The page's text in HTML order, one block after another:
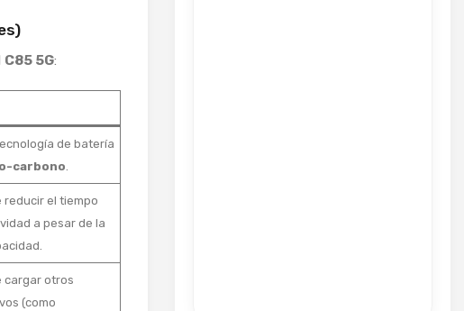
C85 5G:
de batería
carbono.
reducir el tiempo
a pesar de la
cargar otros
(como